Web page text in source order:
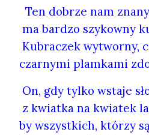
Ten dobrze nam
ma bardzo szykowny
Kubraczek wytworny,
czarnymi plamkami
On, gdy tylko wstaje
z kwiatka na kwiatek
by wszystkich, którzy